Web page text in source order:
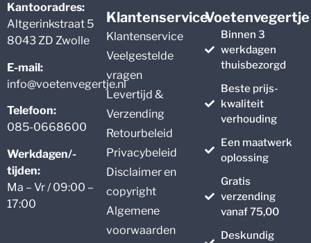
Kantooradres:
Altgerinkstraat 5
8043 ZD Zwolle
E-mail:
info@voetenvegertje.nl
Telefoon:
085-0668600
Werkdagen/-
tijden:
Ma – Vr / 09:00 –
17:00
Klantenservice
Klantenservice
Veelgestelde
vragen
Levertijd &
Verzending
Retourbeleid
Privacybeleid
Disclaimer en
copyright
Algemene
voorwaarden
Voetenvegertje
Binnen 3
werkdagen
thuisbezorgd
Beste prijs-
kwaliteit
verhouding
Een maatwerk
oplossing
Gratis
verzending
vanaf 75,00
Deskundig